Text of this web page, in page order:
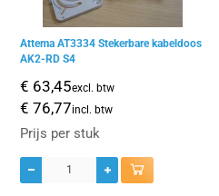
Attema AT3334 Stekerbare kabeldoos
AK2-RD S4
€ 63,45excl. btw
€ 76,77incl. btw
Prijs per stuk